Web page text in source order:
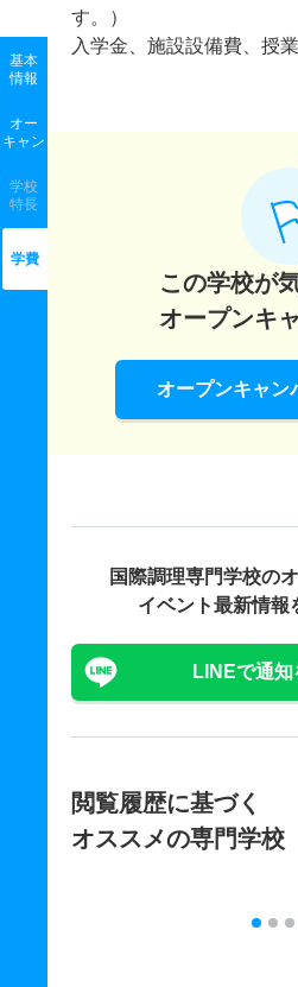
基本
情報
オー
キャン
学校
特長
学費
す。）
入学金、施設設備費、授
この学校が
オープンキ
オープンキャン
国際調理専門学校の
イベント最新情報
LINEで通
閲覧履歴に基づく
オススメの専門学校